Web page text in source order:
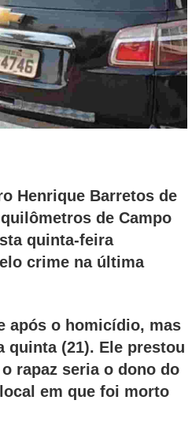
Henrique Barretos de
de Campo
quinta-feira
crime na última
após o homicídio, mas
quinta (21). Ele prestou
rapaz seria o dono do
em que foi morto